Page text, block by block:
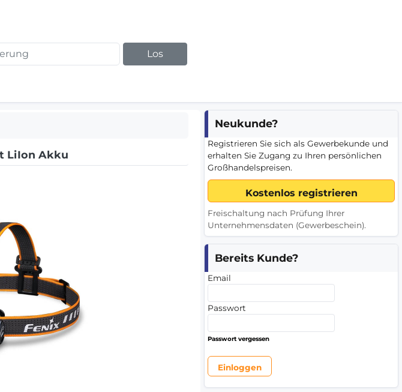
Los
LiIon Akku
Neukunde?
Registrieren Sie sich als Gewerbekunde und
erhalten Sie Zugang zu Ihren persönlichen
Großhandelspreisen.
Freischaltung nach Prüfung Ihrer
Unternehmensdaten (Gewerbeschein).
Bereits Kunde?
Email
Passwort
Passwort vergessen